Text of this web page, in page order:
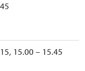
15.00 – 15.45